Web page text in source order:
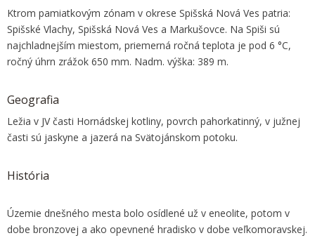
Ktrom pamiatkovým zónam v okrese Spišská Nová Ves patria:
Spišské Vlachy, Spišská Nová Ves a Markušovce. Na Spiši sú
najchladnejším miestom, priemerná ročná teplota je pod 6 °C,
ročný úhrn zrážok 650 mm. Nadm. výška: 389 m.
Geografia
Ležia v JV časti Hornádskej kotliny, povrch pahorkatinný, v južnej
časti sú jaskyne a jazerá na Svätojánskom potoku.
História
Územie dnešného mesta bolo osídlené už v eneolite, potom v
dobe bronzovej a ako opevnené hradisko v dobe veľkomoravskej.